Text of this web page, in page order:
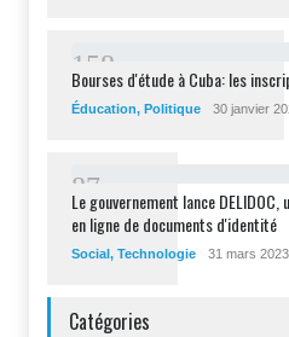
1 58
Bourses d'étude à Cuba: les
Éducation, Politique 30 janvier
87
Le gouvernement lance
en ligne de documents d'identité
Social, Technologie 31 mars 2023
Catégories